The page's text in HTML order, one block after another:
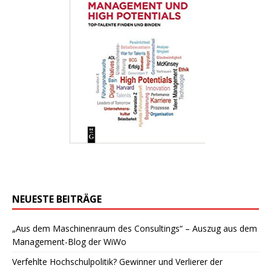
NEUESTE BEITRÄGE
„Aus dem Maschinenraum des Consultings“ – Auszug aus dem
Management-Blog der WiWo
Verfehlte Hochschulpolitik? Gewinner und Verlierer der